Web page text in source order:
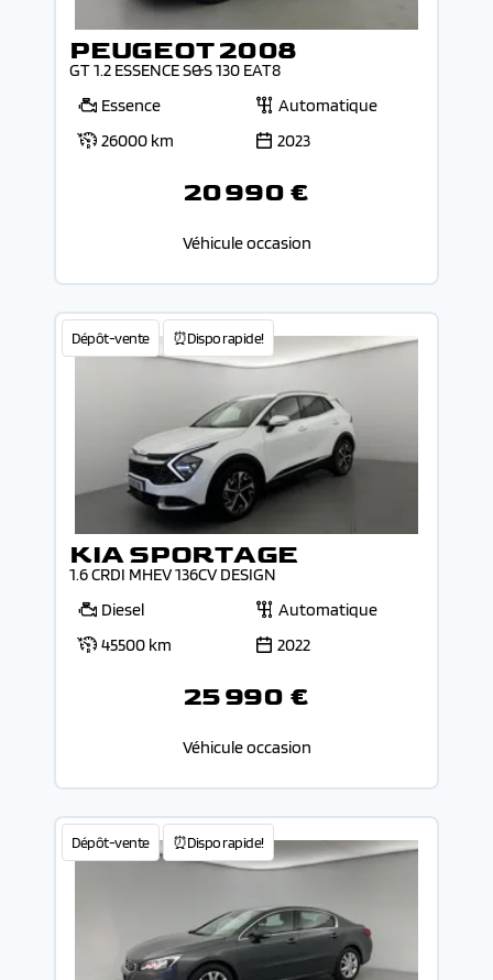
PEUGEOT 2008
GT 1.2 ESSENCE S&S 130 EAT8
Essence
Automatique
26000 km
2023
20 990 €
Véhicule occasion
Dépôt-vente ⏰Dispo rapide!
KIA SPORTAGE
1.6 CRDI MHEV 136CV DESIGN
Diesel
Automatique
45500 km
2022
25 990 €
Véhicule occasion
Dépôt-vente ⏰Dispo rapide!